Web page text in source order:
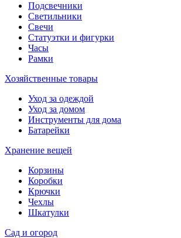
Подсвечники
Светильники
Свечи
Статуэтки и фигурки
Часы
Рамки
Хозяйственные товары
Уход за одеждой
Уход за домом
Инструменты для дома
Батарейки
Хранение вещей
Корзины
Коробки
Крючки
Чехлы
Шкатулки
Сад и огород